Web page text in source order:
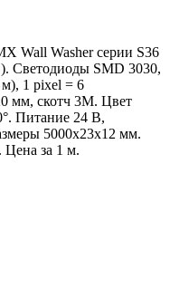
Wall Washer серии S36
Светодиоды SMD 3030,
1 pixel = 6
мм, скотч 3М. Цвет
Питание 24 В,
5000х23x12 мм.
Цена за 1 м.